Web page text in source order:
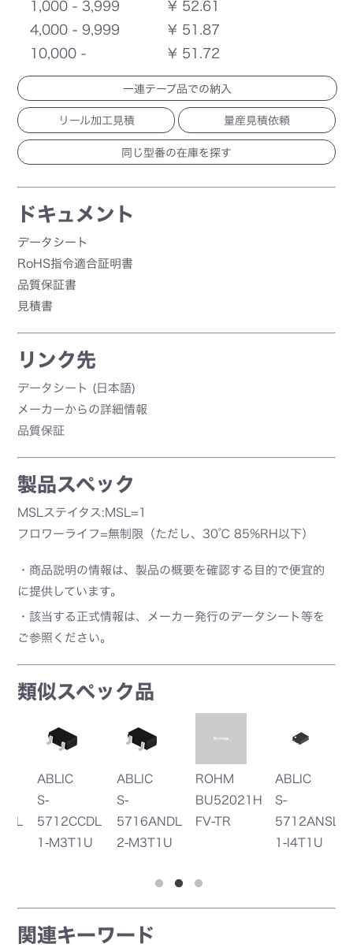
1,000 - 3,999
¥ 52.61
4,000 - 9,999
¥ 51.87
10,000 -
¥ 51.72
一連テープ品での納入
リール加工見積 量産見積依頼
ドキュメント
データシート
RoHS指令適合証明書
品質保証書
見積書
リンク先
データシート (日本語)
メーカーからの詳細情報
品質保証
製品スペック
MSLステイタス:MSL=1
フロワーライフ=無制限（ただし、30℃ 85%RH以下）
・商品説明の情報は、製品の概要を確認する目的で便宜的
に提供しています。
・該当する正式情報は、メーカー発行のデータシート等を
ご参照ください。
類似スペック品
ABLIC
5716ANDL
2-M3T1U
ROHM
BU52021H
FV-TR
ABLIC
5712ANSL
ABLIC
S-
5712ANDL
1-M3T1U
関連キーワード